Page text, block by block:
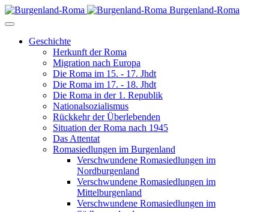
Burgenland-Roma
Geschichte
Herkunft der Roma
Migration nach Europa
Die Roma im 15. - 17. Jhdt
Die Roma im 17. - 18. Jhdt
Die Roma in der 1. Republik
Nationalsozialismus
Rückkehr der Überlebenden
Situation der Roma nach 1945
Das Attentat
Romasiedlungen im Burgenland
Verschwundene Romasiedlungen im
Nordburgenland
Verschwundene Romasiedlungen im
Mittelburgenland
Verschwundene Romasiedlungen im